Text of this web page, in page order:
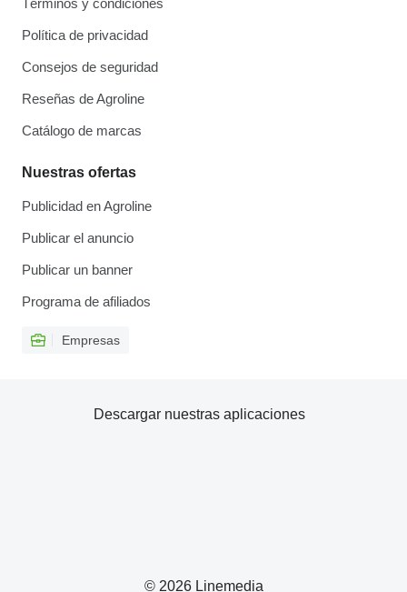
Términos y condiciones
Política de privacidad
Consejos de seguridad
Reseñas de Agroline
Catálogo de marcas
Nuestras ofertas
Publicidad en Agroline
Publicar el anuncio
Publicar un banner
Programa de afiliados
Empresas
© 2026 Linemedia
Descargar nuestras aplicaciones